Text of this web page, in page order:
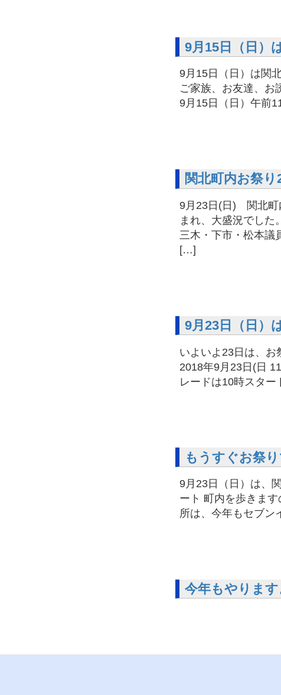
9月15日（日）
9月15日（日）は関
ご家族、お友達、お
9月15日（日）午前
関北町内お祭り
9月23日(日) 関北町
まれ、大盛況でした
三木・下市・松本議
[…]
9月23日（日）
いよいよ23日は、
2018年9月23日(日
レードは10時スタ
もうすぐお祭り
9月23日（日）は、
ート 町内を歩きま
所は、今年もセブン
今年もやりま